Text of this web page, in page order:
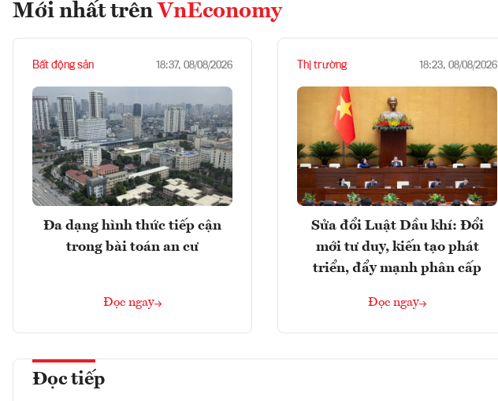
Mới nhất trên VnEconomy
Bất động sản 18:37, 08/08/2026
Đa dạng hình thức tiếp cận
trong bài toán an cư
Đọc ngay
Thị trường 18:23, 08/08/2026
Sửa đổi Luật Dầu khí: Đổi
mới tư duy, kiến tạo phát
triển, đẩy mạnh phân cấp
Đọc ngay
Đọc tiếp